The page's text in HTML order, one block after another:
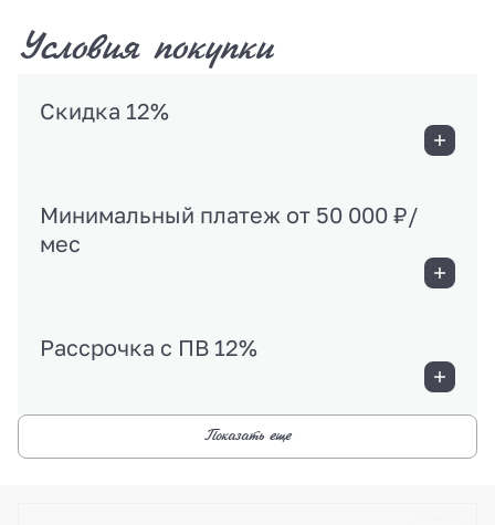
Условия покупки
Скидка 12%
Минимальный платеж от 50 000 ₽/
мес
Рассрочка с ПВ 12%
Показать еще